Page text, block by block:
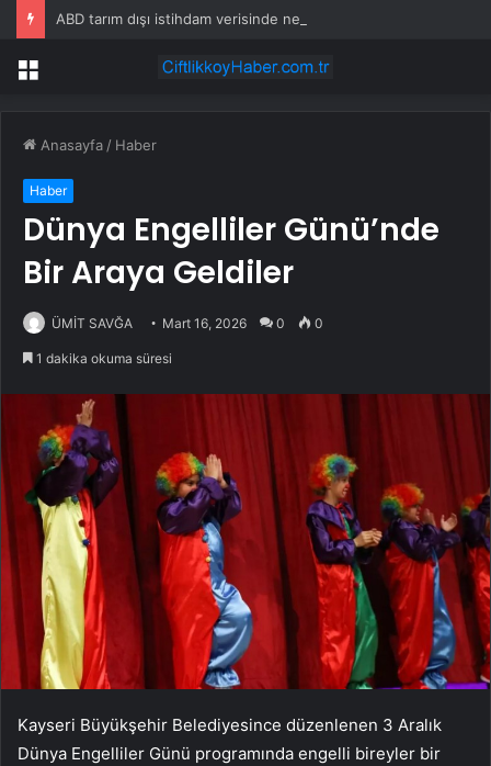
ABD tarım dışı istihdam verisinde negatif sürpriz
Menü
Anasayfa / Haber
Haber
Dünya Engelliler Günü’nde
Bir Araya Geldiler
ÜMİT SAVĞA Mart 16, 2026 0 0
1 dakika okuma süresi
Kayseri Büyükşehir Belediyesince düzenlenen 3 Aralık
Dünya Engelliler Günü programında engelli bireyler bir